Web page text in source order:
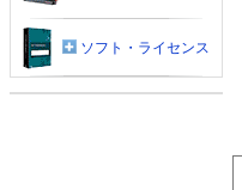
ソフト・ライセンス